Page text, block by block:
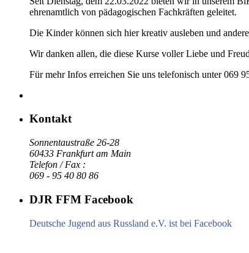
ehrenamtlich von pädagogischen Fachkräften geleitet.
Die Kinder können sich hier kreativ ausleben und
Wir danken allen, die diese Kurse voller Liebe und
Für mehr Infos erreichen Sie uns telefonisch unter 069
Kontakt
Sonnentaustraße 26-28
60433 Frankfurt am Main
Telefon / Fax :
069 - 95 40 80 86
DJR FFM Facebook
Deutsche Jugend aus Russland e.V. ist bei Facebook